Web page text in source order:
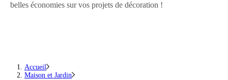
belles économies sur vos projets de décoration !
Accueil
Maison et Jardin